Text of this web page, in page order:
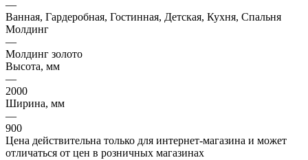
—
Ванная, Гардеробная, Гостинная, Детская, Кухня, Спальня
Молдинг
—
Молдинг золото
Высота, мм
—
2000
Ширина, мм
—
900
Цена действительна только для интернет-магазина и может
отличаться от цен в розничных магазинах